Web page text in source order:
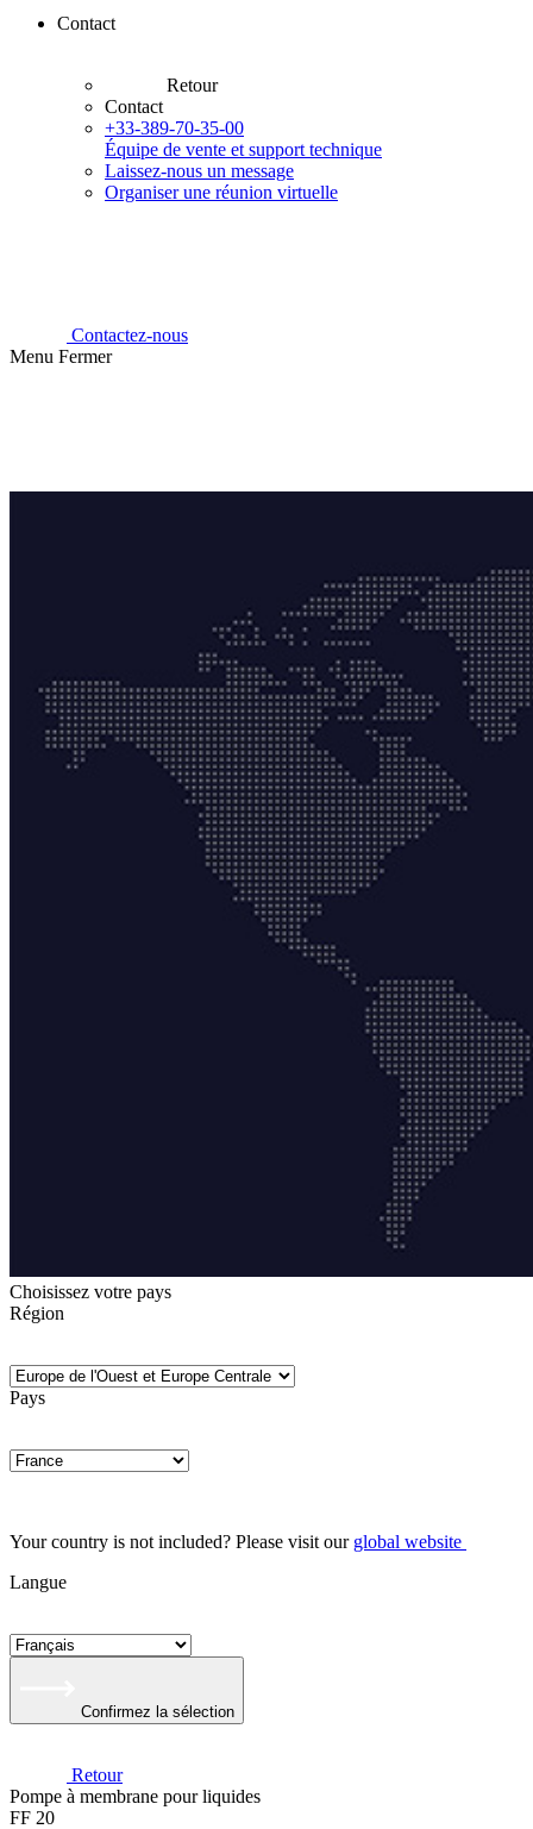
Contact
Retour
Contact
+33-389-70-35-00
Équipe de vente et support technique
Laissez-nous un message
Organiser une réunion virtuelle
Contactez-nous
Menu Fermer
Choisissez votre pays
Région
Pays
Your country is not included? Please visit our global website
Langue
Confirmez la sélection
Retour
Pompe à membrane pour liquides
FF 20